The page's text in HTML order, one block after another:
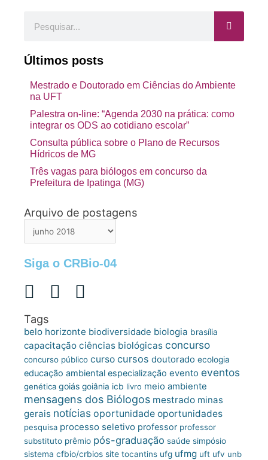
Últimos posts
Mestrado e Doutorado em Ciências do Ambiente
na UFT
Palestra on-line: “Agenda 2030 na prática: como
integrar os ODS ao cotidiano escolar”
Consulta pública sobre o Plano de Recursos
Hídricos de MG
Três vagas para biólogos em concurso da
Prefeitura de Ipatinga (MG)
Arquivo de postagens
Arquivo
postagens
Siga o CRBio-04
Tags
belo horizonte biodiversidade biologia brasília
capacitação ciências biológicas concurso
concurso público curso cursos doutorado ecologia
educação ambiental especialização evento eventos
genética goiás goiânia icb livro meio ambiente
mensagens dos Biólogos mestrado minas
gerais notícias oportunidade oportunidades
pesquisa processo seletivo professor professor
substituto prêmio pós-graduação saúde simpósio
sistema cfbio/crbios site tocantins ufg ufmg uft ufv unb